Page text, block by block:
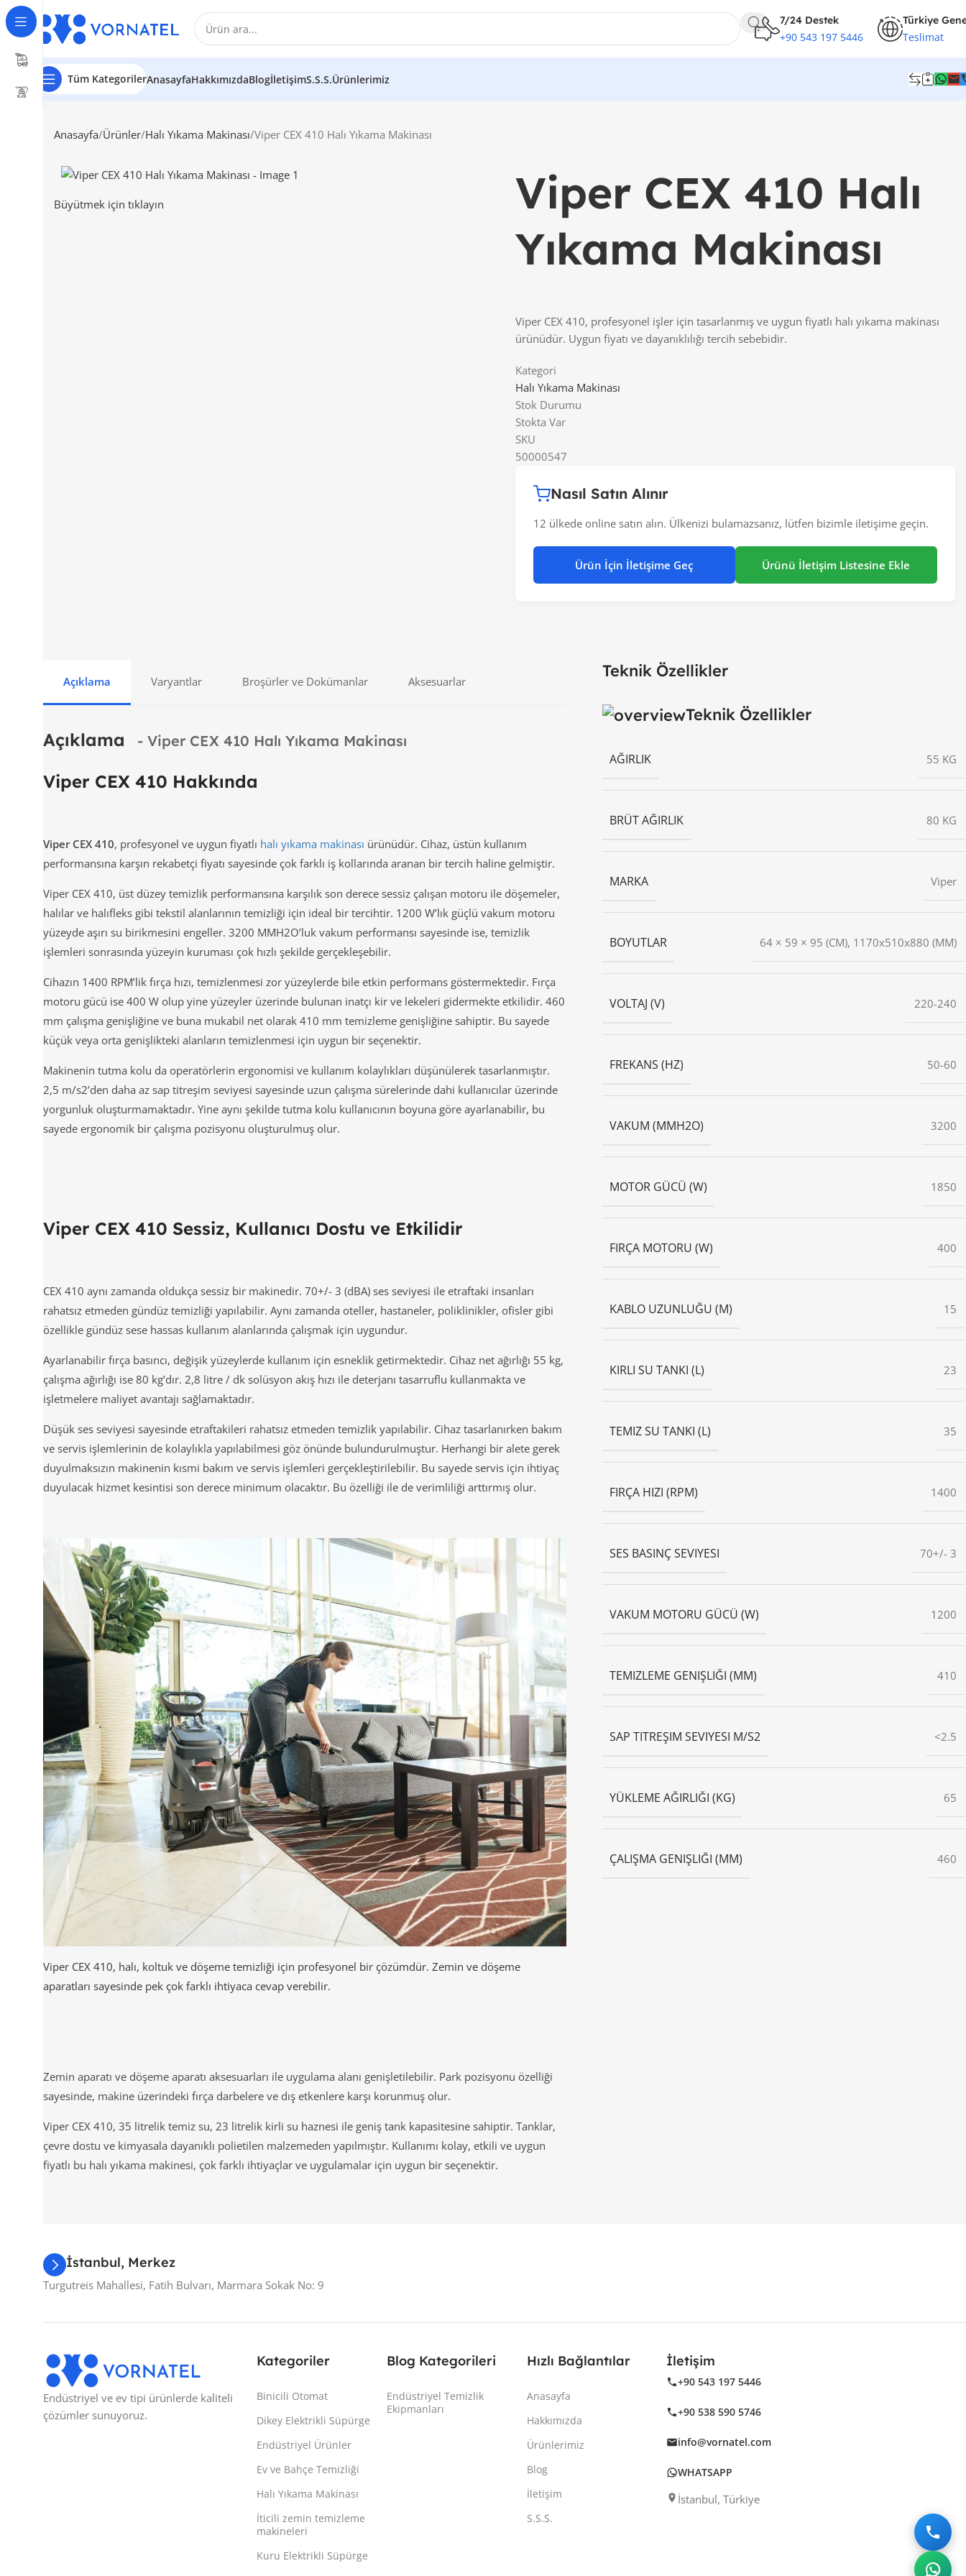
7/24 Destek
+90 543 197 5446
Türkiye
Teslimat
Tüm KategorilerAnasayfaHakkımızdaBlogİletişimS.S.S.Ürünlerimiz
Anasayfa Ürünler Halı Yıkama Makinası Viper CEX 410 Halı Yıkama Makinası
Büyütmek için tıklayın
Viper CEX 410 Halı
Yıkama Makinası
Viper CEX 410, profesyonel işler için tasarlanmış ve uygun fiyatlı halı yıkama makinası
ürünüdür. Uygun fiyatı ve dayanıklılığı tercih sebebidir.
Kategori
Halı Yıkama Makinası
Stok Durumu
Stokta Var
SKU
50000547
Nasıl Satın Alınır
12 ülkede online satın alın. Ülkenizi bulamazsanız, lütfen bizimle iletişime geçin.
Ürün İçin İletişime Geç Ürünü İletişim Listesine Ekle
Açıklama Varyantlar Broşürler ve Dokümanlar Aksesuarlar
Açıklama - Viper CEX 410 Halı Yıkama Makinası
Viper CEX 410 Hakkında
Viper CEX 410, profesyonel ve uygun fiyatlı halı yıkama makinası ürünüdür. Cihaz, üstün kullanım
performansına karşın rekabetçi fiyatı sayesinde çok farklı iş kollarında aranan bir tercih haline gelmiştir.
Viper CEX 410, üst düzey temizlik performansına karşılık son derece sessiz çalışan motoru ile döşemeler,
halılar ve halıfleks gibi tekstil alanlarının temizliği için ideal bir tercihtir. 1200 W’lık güçlü vakum motoru
yüzeyde aşırı su birikmesini engeller. 3200 MMH2O’luk vakum performansı sayesinde ise, temizlik
işlemleri sonrasında yüzeyin kuruması çok hızlı şekilde gerçekleşebilir.
Cihazın 1400 RPM’lik fırça hızı, temizlenmesi zor yüzeylerde bile etkin performans göstermektedir. Fırça
motoru gücü ise 400 W olup yine yüzeyler üzerinde bulunan inatçı kir ve lekeleri gidermekte etkilidir. 460
mm çalışma genişliğine ve buna mukabil net olarak 410 mm temizleme genişliğine sahiptir. Bu sayede
küçük veya orta genişlikteki alanların temizlenmesi için uygun bir seçenektir.
Makinenin tutma kolu da operatörlerin ergonomisi ve kullanım kolaylıkları düşünülerek tasarlanmıştır.
2,5 m/s2’den daha az sap titreşim seviyesi sayesinde uzun çalışma sürelerinde dahi kullanıcılar üzerinde
yorgunluk oluşturmamaktadır. Yine aynı şekilde tutma kolu kullanıcının boyuna göre ayarlanabilir, bu
sayede ergonomik bir çalışma pozisyonu oluşturulmuş olur.
Viper CEX 410 Sessiz, Kullanıcı Dostu ve Etkilidir
CEX 410 aynı zamanda oldukça sessiz bir makinedir. 70+/- 3 (dBA) ses seviyesi ile etraftaki insanları
rahatsız etmeden gündüz temizliği yapılabilir. Aynı zamanda oteller, hastaneler, poliklinikler, ofisler gibi
özellikle gündüz sese hassas kullanım alanlarında çalışmak için uygundur.
Ayarlanabilir fırça basıncı, değişik yüzeylerde kullanım için esneklik getirmektedir. Cihaz net ağırlığı 55 kg,
çalışma ağırlığı ise 80 kg’dır. 2,8 litre / dk solüsyon akış hızı ile deterjanı tasarruflu kullanmakta ve
işletmelere maliyet avantajı sağlamaktadır.
Düşük ses seviyesi sayesinde etraftakileri rahatsız etmeden temizlik yapılabilir. Cihaz tasarlanırken bakım
ve servis işlemlerinin de kolaylıkla yapılabilmesi göz önünde bulundurulmuştur. Herhangi bir alete gerek
duyulmaksızın makinenin kısmi bakım ve servis işlemleri gerçekleştirilebilir. Bu sayede servis için ihtiyaç
duyulacak hizmet kesintisi son derece minimum olacaktır. Bu özelliği ile de verimliliği arttırmış olur.
Viper CEX 410, halı, koltuk ve döşeme temizliği için profesyonel bir çözümdür. Zemin ve döşeme
aparatları sayesinde pek çok farklı ihtiyaca cevap verebilir.
Zemin aparatı ve döşeme aparatı aksesuarları ile uygulama alanı genişletilebilir. Park pozisyonu özelliği
sayesinde, makine üzerindeki fırça darbelere ve dış etkenlere karşı korunmuş olur.
Viper CEX 410, 35 litrelik temiz su, 23 litrelik kirli su haznesi ile geniş tank kapasitesine sahiptir. Tanklar,
çevre dostu ve kimyasala dayanıklı polietilen malzemeden yapılmıştır. Kullanımı kolay, etkili ve uygun
fiyatlı bu halı yıkama makinesi, çok farklı ihtiyaçlar ve uygulamalar için uygun bir seçenektir.
Teknik Özellikler
Teknik Özellikler
AĞIRLIK 55 KG
BRÜT AĞIRLIK 80 KG
MARKA Viper
BOYUTLAR 64 × 59 × 95 (CM), 1170x510x880 (MM)
VOLTAJ (V) 220-240
FREKANS (HZ) 50-60
VAKUM (MMH2O) 3200
MOTOR GÜCÜ (W) 1850
FIRÇA MOTORU (W) 400
KABLO UZUNLUĞU (M) 15
KIRLI SU TANKI (L) 23
TEMIZ SU TANKI (L) 35
FIRÇA HIZI (RPM) 1400
SES BASINÇ SEVIYESI 70+/- 3
VAKUM MOTORU GÜCÜ (W) 1200
TEMIZLEME GENIŞLIĞI (MM) 410
SAP TITREŞIM SEVIYESI M/S2 <2.5
YÜKLEME AĞIRLIĞI (KG) 65
ÇALIŞMA GENIŞLIĞI (MM) 460
İstanbul, Merkez
Turgutreis Mahallesi, Fatih Bulvarı, Marmara Sokak No: 9
Endüstriyel ve ev tipi ürünlerde kaliteli
çözümler sunuyoruz.
Kategoriler
Binicili Otomat
Dikey Elektrikli Süpürge
Endüstriyel Ürünler
Ev ve Bahçe Temizliği
Halı Yıkama Makinası
İticili zemin temizleme
makineleri
Kuru Elektrikli Süpürge
Blog Kategorileri
Endüstriyel Temizlik
Ekipmanları
Hızlı Bağlantılar
Anasayfa
Hakkımızda
Ürünlerimiz
Blog
İletişim
S.S.S.
İletişim
+90 543 197 5446
+90 538 590 5746
info@vornatel.com
WHATSAPP
İstanbul, Türkiye